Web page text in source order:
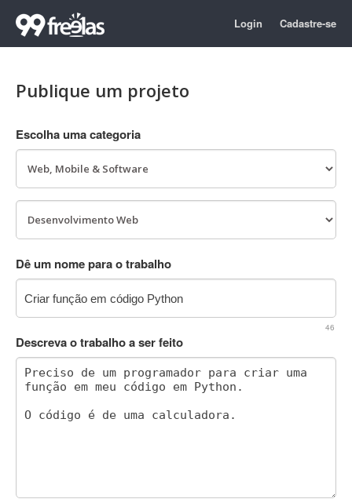
Login Cadastre-se
Publique um projeto
Escolha uma categoria
Dê um nome para o trabalho
46
Descreva o trabalho a ser feito